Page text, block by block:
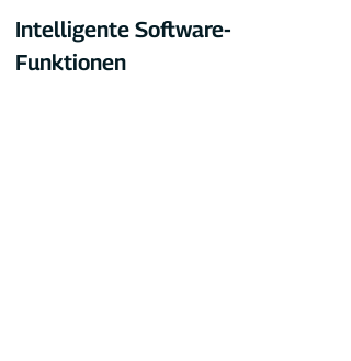
Intelligente Software-
Funktionen